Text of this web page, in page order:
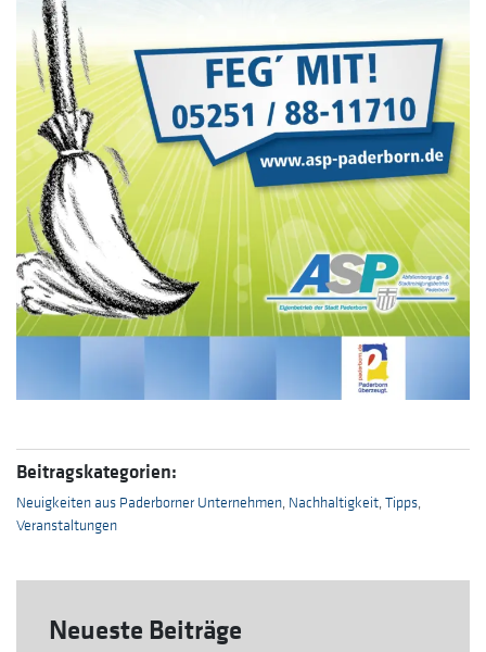
Beitragskategorien:
Neuigkeiten aus Paderborner Unternehmen, Nachhaltigkeit,Tipps,
Veranstaltungen
Neueste Beiträge